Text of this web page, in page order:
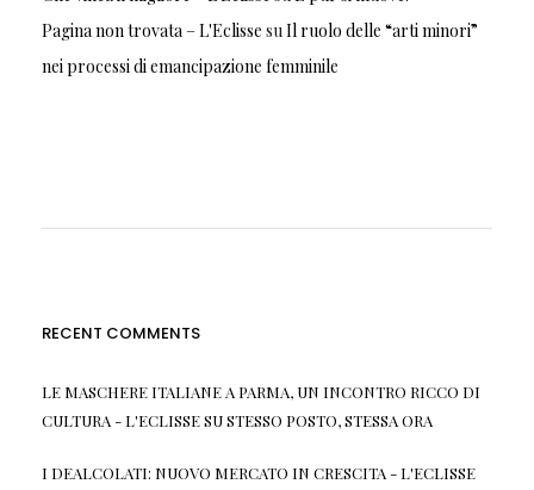
Pagina non trovata – L'Eclisse suIl ruolo delle “arti minori”
nei processi di emancipazione femminile
RECENT COMMENTS
LE MASCHERE ITALIANE A PARMA, UN INCONTRO RICCO DI
CULTURA - L'ECLISSESUSTESSO POSTO, STESSA ORA
I DEALCOLATI: NUOVO MERCATO IN CRESCITA - L'ECLISSE